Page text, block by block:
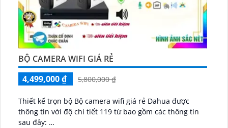
BỘ CAMERA WIFI GIÁ RẺ
4,499,000 ₫
5,800,000 ₫
Thiết kế trọn bộ Bộ camera wifi giá rẻ Dahua được
thông tin với độ chi tiết 119 từ bao gồm các thông tin
sau đây: